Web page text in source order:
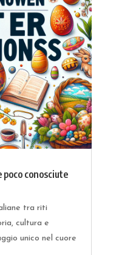
conosciute
tra riti
cultura e
unico nel cuore